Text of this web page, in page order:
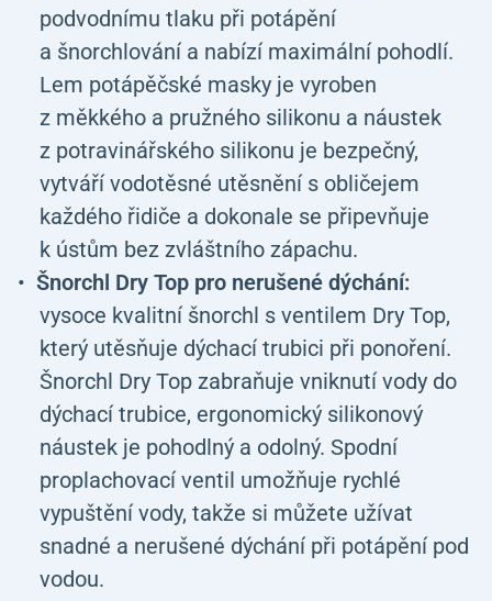
podvodnímu tlaku při potápění
a šnorchlování a nabízí maximální pohodlí.
Lem potápěčské masky je vyroben
z měkkého a pružného silikonu a náustek
z potravinářského silikonu je bezpečný,
vytváří vodotěsné utěsnění s obličejem
každého řidiče a dokonale se připevňuje
k ústům bez zvláštního zápachu.
Šnorchl Dry Top pro nerušené dýchání:
vysoce kvalitní šnorchl s ventilem Dry Top,
který utěsňuje dýchací trubici při ponoření.
Šnorchl Dry Top zabraňuje vniknutí vody do
dýchací trubice, ergonomický silikonový
náustek je pohodlný a odolný. Spodní
proplachovací ventil umožňuje rychlé
vypuštění vody, takže si můžete užívat
snadné a nerušené dýchání při potápění pod
vodou.